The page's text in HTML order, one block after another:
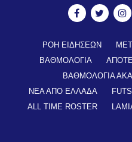
ΡΟΗ ΕΙΔΗΣΕΩΝ
ΒΑΘΜΟΛΟΓΙΑ
ΒΑΘΜΟΛΟΓΙΑ
ΝΕΑ ΑΠΟ ΕΛΛΑΔΑ
ALL TIME ROSTER